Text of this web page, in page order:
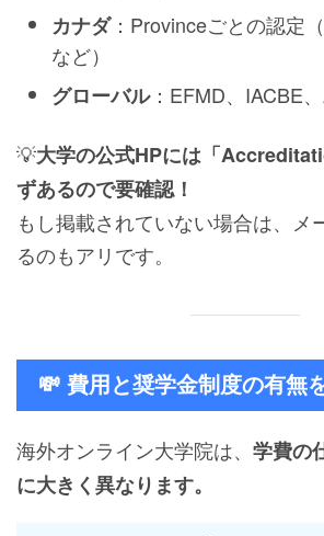
カナダ：Provinceごとの認定
など）
グローバル：EFMD、IACBE
💡大学の公式HPには「
ずあるので要確認！
もし掲載されていない場合は、メ
るのもアリです。
💸 費用と奨学金制度の有無
海外オンライン大学院は、 学費の
に大きく異なります。